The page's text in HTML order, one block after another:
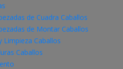
de Cuadra Caballos
de Montar Caballos
Limpieza Caballos
Caballos